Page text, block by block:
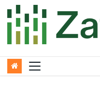
to
content